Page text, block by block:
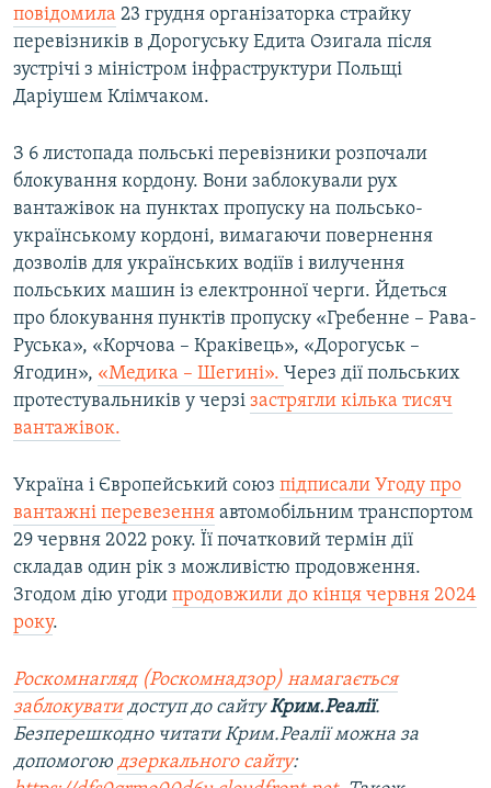
повідомила 23 грудня організаторка страйку
перевізників в Дорогуську Едита Озигала після
зустрічі з міністром інфраструктури Польщі
Даріушем Клімчаком.
З 6 листопада польські перевізники розпочали
блокування кордону. Вони заблокували рух
вантажівок на пунктах пропуску на польсько-
українському кордоні, вимагаючи повернення
дозволів для українських водіїв і вилучення
польських машин із електронної черги. Йдеться
про блокування пунктів пропуску «Гребенне – Рава-
Руська», «Корчова – Краківець», «Дорогуськ –
Ягодин», «Медика – Шегині». Через дії польських
протестувальників у черзі застрягли кілька тисяч
вантажівок.
Україна і Європейський союз підписали Угоду про
вантажні перевезення автомобільним транспортом
29 червня 2022 року. Її початковий термін дії
складав один рік з можливістю продовження.
Згодом дію угоди продовжили до кінця червня 2024
року.
Роскомнагляд (Роскомнадзор) намагається
заблокуватидоступ до сайтуКрим.Реалії.
Безперешкодно читати Крим.Реалії можна за
допомогою дзеркального сайту: